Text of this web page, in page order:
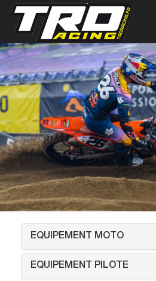
EQUIPEMENT MOTO
EQUIPEMENT PILOTE